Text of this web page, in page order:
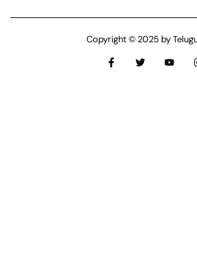
Copyright © 2025 by